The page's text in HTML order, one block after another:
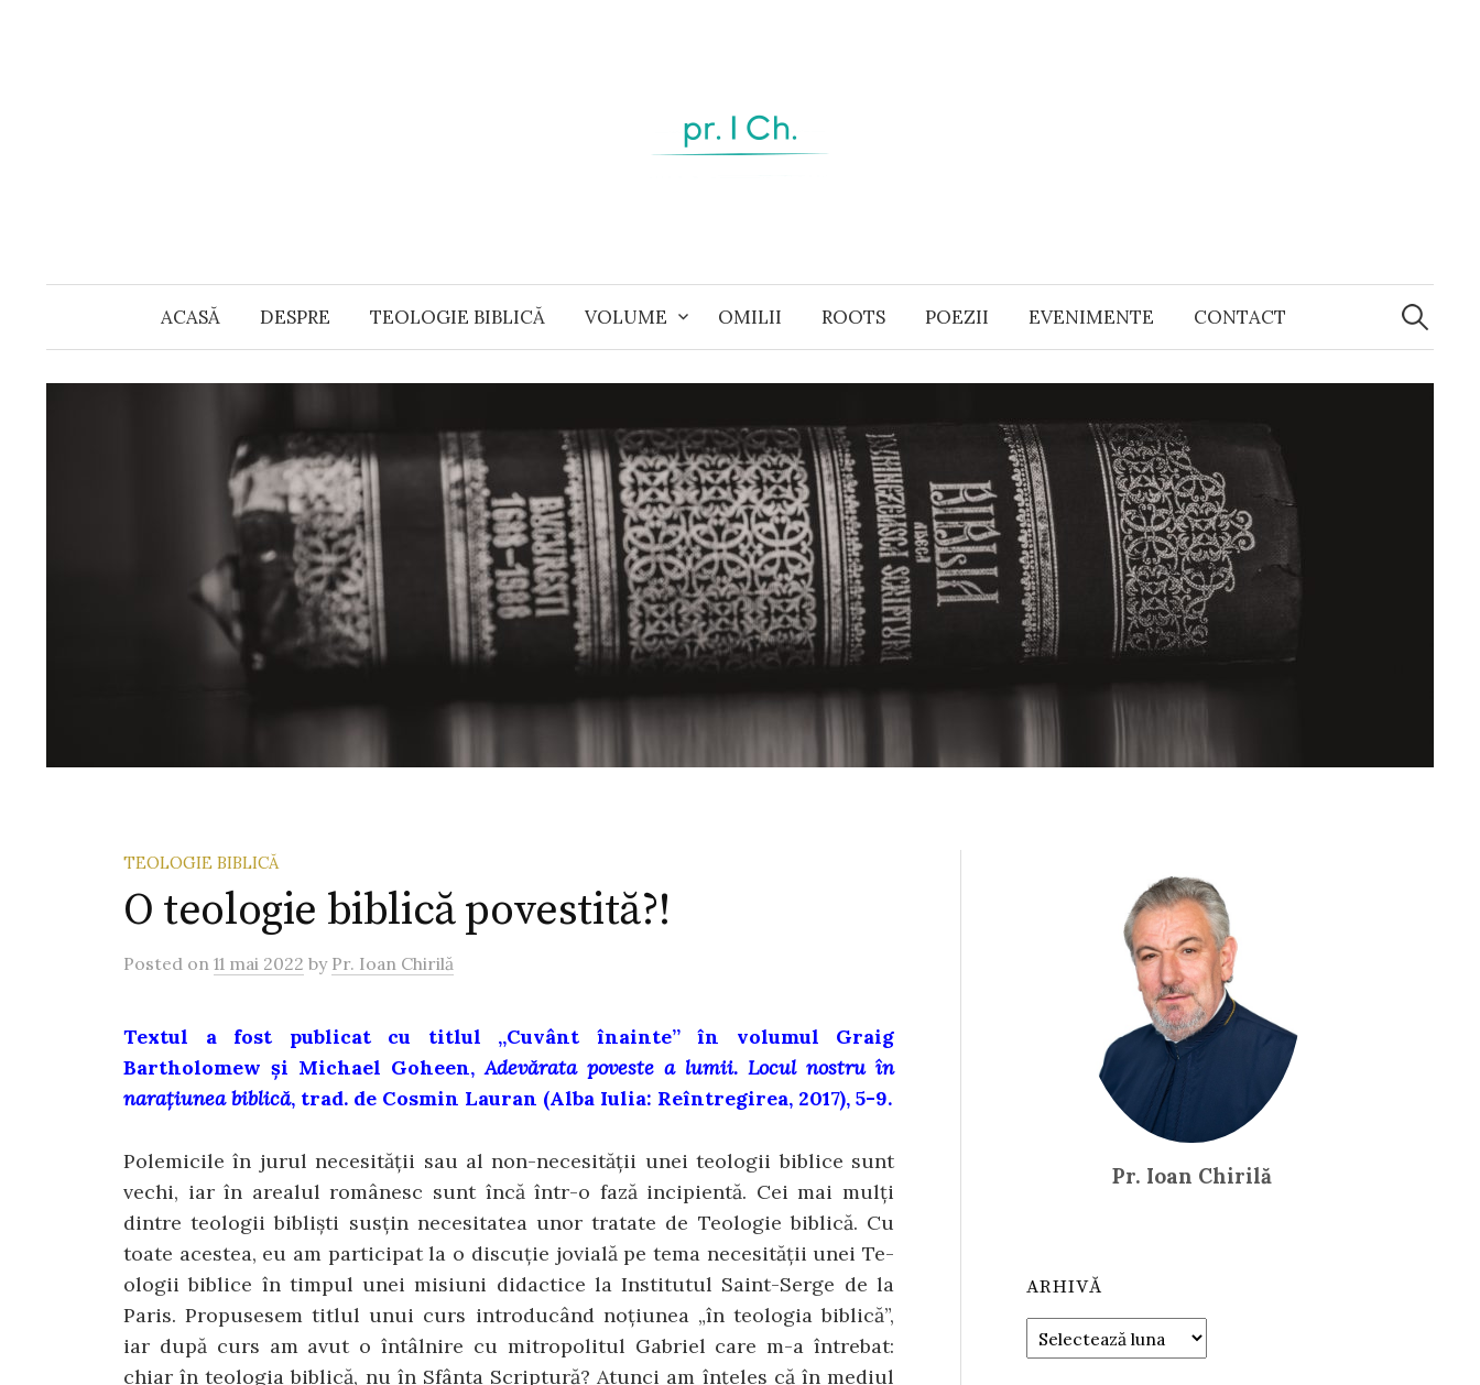
ACASĂ DESPRE TEOLOGIE BIBLICĂ VOLUME OMILII ROOTS POEZII EVENIMENTE CONTACT
Caută
după:
TEOLOGIE BIBLICĂ
O teologie biblică povestită?!
Posted on 11 mai 2022 by Pr. Ioan Chirilă
Textul a fost publicat cu titlul „Cuvânt înainte” în volumul Graig
Bartholomew și Michael Goheen,Adevărata poveste a lumii. Locul nostru în
narațiunea biblică, trad. de Cosmin Lauran (Alba Iulia: Reîntregirea, 2017), 5-9.
Polemicile în jurul necesității sau al non-necesității unei teologii biblice sunt
vechi, iar în arealul românesc sunt încă într-o fază incipientă. Cei mai mulți
dintre teologii bibliști susțin necesitatea unor tratate de Teologie biblică. Cu
toate acestea, eu am participat la o discuție jovială pe tema necesității unei Te­
ologii biblice în timpul unei misiuni didactice la Institutul Saint-Serge de la
Paris. Propusesem titlul unui curs introdu­când noțiunea „în teologia biblică”,
iar după curs am avut o întâlnire cu mitropolitul Gabriel care m-a întrebat:
chiar în teologia biblică, nu în Sfânta Scriptură? Atunci am înțeles că în mediul
Pr. Ioan Chirilă
ARHIVĂ
Arhivă